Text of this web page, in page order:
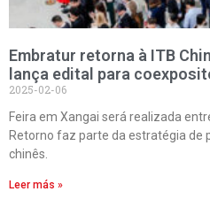
Embratur retorna à ITB
lança edital para
2025-02-06
Feira em Xangai será realizada
Retorno faz parte da estratégia de
chinês.
Leer más »